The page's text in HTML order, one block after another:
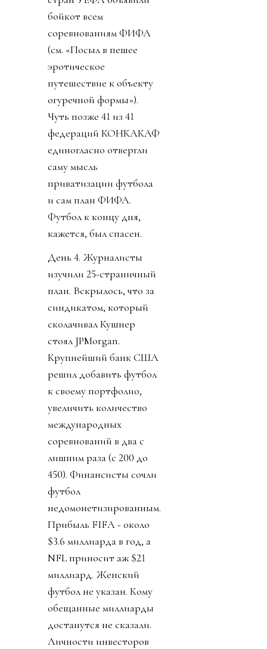
бойкот всем
соревнованиям ФИФА
(см. «Посыл в пешее
эротическое
путешествие к объекту
огуречной формы»).
Чуть позже 41 из 41
федераций КОНКАКАФ
единогласно отвергли
саму мысль
приватизации футбола
и сам план ФИФА.
Футбол к концу дня,
кажется, был спасен.
День 4. Журналисты
изучили 25-страничный
план. Вскрылось, что за
синдикатом, который
сколачивал Кушнер
стоял JPMorgan.
Крупнейший банк США
решил добавить футбол
к своему портфолио,
увеличить количество
международных
соревнований в два с
лишним раза (с 200 до
450). Финансисты сочли
футбол
недомонетизированным.
Прибыль FIFA - около
$3.6 миллиарда в год, а
NFL приносит аж $21
миллиард. Женский
футбол не указан. Кому
обещанные миллиарды
достанутся не сказали.
Личности инвесторов